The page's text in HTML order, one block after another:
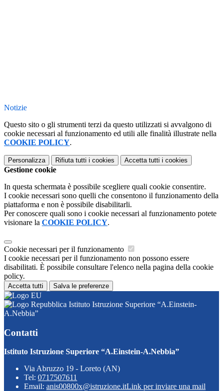
Notizie
Questo sito o gli strumenti terzi da questo utilizzati si avvalgono di
cookie necessari al funzionamento ed utili alle finalità illustrate nella
COOKIE POLICY.
Personalizza Rifiuta tutti i cookies Accetta tutti i cookies
Gestione cookie
In questa schermata è possibile scegliere quali cookie consentire.
I cookie necessari sono quelli che consentono il funzionamento della
piattaforma e non è possibile disabilitarli.
Per conoscere quali sono i cookie necessari al funzionamento potete
visionare la COOKIE POLICY.
Cookie necessari per il funzionamento
I cookie necessari per il funzionamento non possono essere
disabilitati. È possibile consultare l'elenco nella pagina della cookie
policy.
Accetta tutti Salva le preferenze
Istituto Istruzione Superiore “A.Einstein-
A.Nebbia”
Contatti
Istituto Istruzione Superiore “A.Einstein-A.Nebbia”
Via Abruzzo 19 - Loreto (AN)
Tel: 0717507611
Email: anis00800x@istruzione.itLink per inviare una mail